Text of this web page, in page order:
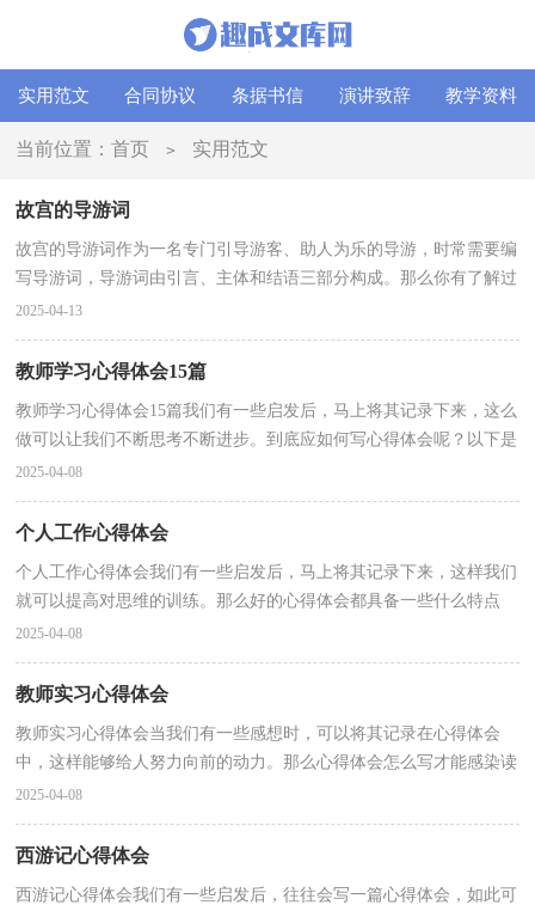
实用范文 合同协议 条据书信 演讲致辞 教学资料
当前位置：首页 > 实用范文
故宫的导游词
故宫的导游词作为一名专门引导游客、助人为乐的导游，时常需要编
写导游词，导游词由引言、主体和结语三部分构成。那么你有了解过
导游词吗？以下是小编帮大家整理的故宫的导游词，欢...
2025-04-13
教师学习心得体会15篇
教师学习心得体会15篇我们有一些启发后，马上将其记录下来，这么
做可以让我们不断思考不断进步。到底应如何写心得体会呢？以下是
小编收集整理的教师学习心得体会，欢迎阅读，希望大家...
2025-04-08
个人工作心得体会
个人工作心得体会我们有一些启发后，马上将其记录下来，这样我们
就可以提高对思维的训练。那么好的心得体会都具备一些什么特点
呢？下面是小编收集整理的个人工作心得体会，仅供参考...
2025-04-08
教师实习心得体会
教师实习心得体会当我们有一些感想时，可以将其记录在心得体会
中，这样能够给人努力向前的动力。那么心得体会怎么写才能感染读
者呢？以下是小编精心整理的教师实习心得体会，欢迎大...
2025-04-08
西游记心得体会
西游记心得体会我们有一些启发后，往往会写一篇心得体会，如此可